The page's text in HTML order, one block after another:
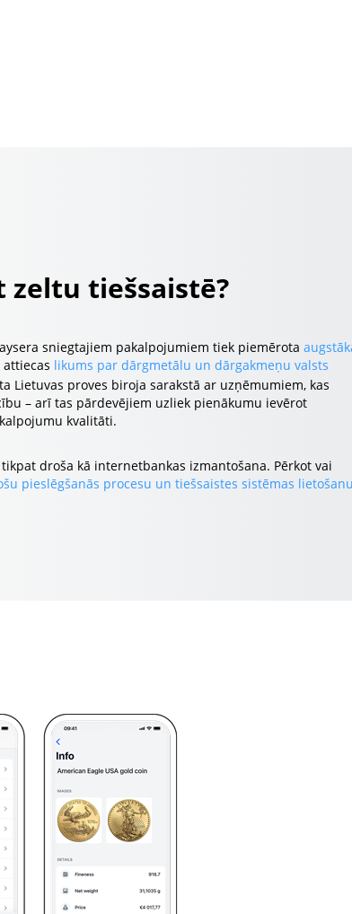
tiešsaistē?
sniegtajiem pakalpojumiem tiek piemērota
likums par dārgmetālu un dārgakmeņu valsts
Lietuvas proves biroja sarakstā ar uzņēmumiem, kas
– arī tas pārdevējiem uzliek pienākumu ievērot
kvalitāti.
droša kā internetbankas izmantošana. Pērkot vai
pieslēgšanās procesu un tiešsaistes sistēmas lietošanu